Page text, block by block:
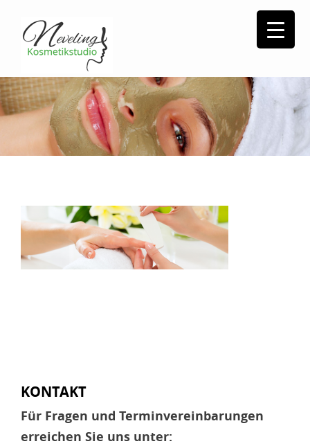
KONTAKT
Für Fragen und Terminvereinbarungen
erreichen Sie uns unter: